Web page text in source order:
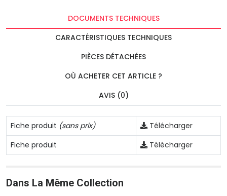
DOCUMENTS TECHNIQUES
CARACTÉRISTIQUES TECHNIQUES
PIÈCES DÉTACHÉES
OÙ ACHETER CET ARTICLE ?
AVIS (0)
Fiche produit (sans prix)
Télécharger
Fiche produit
Télécharger
Dans La Même Collection